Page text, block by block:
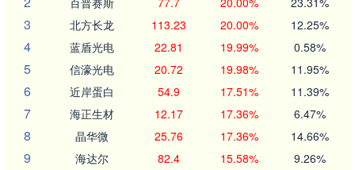
3 北方长龙 113.23 20.00% 12.25%
4 蓝盾光电 22.81 19.99% 0.58%
5 信濠光电 20.72 19.98% 11.95%
6 近岸蛋白 54.9 17.51% 11.39%
7 海正生材 12.17 17.36% 6.47%
8 晶华微 25.76 17.36% 14.66%
9 海达尔 82.4 15.58% 9.26%